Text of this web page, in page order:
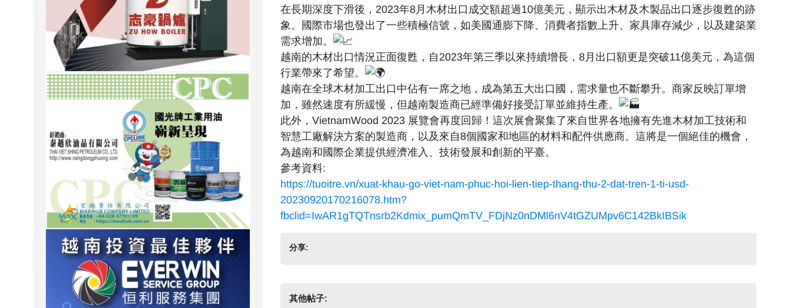
在長期深度下滑後，2023年8月木材出口成交額超過10億美元，顯示出木材及木製品出口逐步復甦的跡
象。國際市場也發出了一些積極信號，如美國通膨下降、消費者指數上升、家具庫存減少，以及建築業
需求增加。
越南的木材出口情況正面復甦，自2023年第三季以來持續增長，8月出口額更是突破11億美元，為這個
行業帶來了希望。
越南在全球木材加工出口中佔有一席之地，成為第五大出口國，需求量也不斷攀升。商家反映訂單增
加，雖然速度有所緩慢，但越南製造商已經準備好接受訂單並維持生產。
此外，VietnamWood 2023 展覽會再度回歸！這次展會聚集了來自世界各地擁有先進木材加工技術和
智慧工廠解決方案的製造商，以及來自8個國家和地區的材料和配件供應商。這將是一個絕佳的機會，
為越南和國際企業提供經濟准入、技術發展和創新的平臺。
參考資料:
https://tuoitre.vn/xuat-khau-go-viet-nam-phuc-hoi-lien-tiep-thang-thu-2-dat-tren-1-ti-usd-
20230920170216078.htm?
fbclid=IwAR1gTQTnsrb2Kdmix_pumQmTV_FDjNz0nDMl6nV4tGZUMpv6C142BkIBSik
分享:
其他帖子: